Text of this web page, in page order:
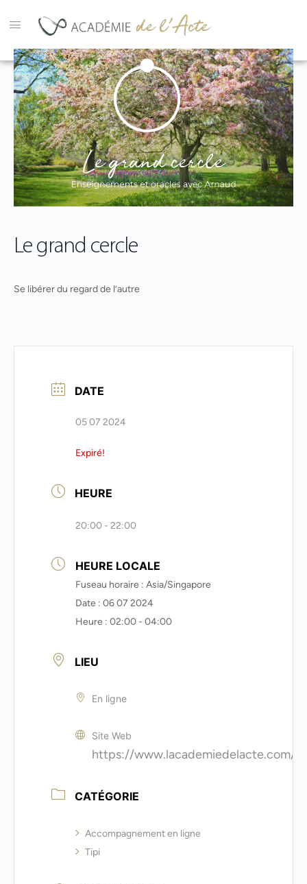
Le grand cercle
Se libérer du regard de l’autre
DATE
05 07 2024
Expiré!
HEURE
20:00 - 22:00
HEURE LOCALE
Fuseau horaire : Asia/Singapore
Date : 06 07 2024
Heure : 02:00 - 04:00
LIEU
En ligne
Site Web
https://www.lacademiedelacte.com/
CATÉGORIE
Accompagnement en ligne
Tipi